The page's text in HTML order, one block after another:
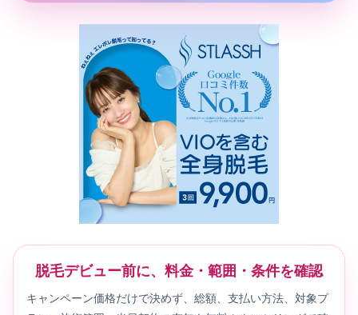
脱毛デビュー前に、料金・範囲・条件を確認
キャンペーン価格だけで決めず、総額、支払い方法、対象プ